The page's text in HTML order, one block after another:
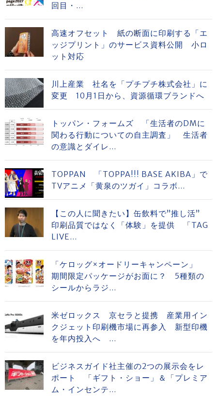
回目・...
高速オフセット 紙の断面に印刷する「エ
ッジプリント」のサービス資料公開 小ロ
ット対応
川上産業 社名を「プチプチ株式会社」に
変更 10月1日から、資源循環ブランドへ
トッパン・フォームズ 「生活者のDMに
関わる行動についての自主調査」 生活者
の意識とダイレ...
TOPPAN 「TOPPA!!! BASE AKIBA」で
TVアニメ「黄泉のツガイ」コラボ...
【この人に聞きたい】缶飲料で”推し活”
印刷品質ではなく「体験」を提供 「TAG
LIVE...
「ケロッグ×オードリーキャンペーン」
期間限定パッケージがお面に？ 5種類の
シールからラジ...
米ゼロックス 京セラと提携 産業用イン
クジェット印刷機市場に再参入 新型印機
を年内投入へ ...
ビジネスガイド社主催の2つの展示会をレ
ポート 「ギフト・ショー」＆「プレミア
ム・インセンテ...